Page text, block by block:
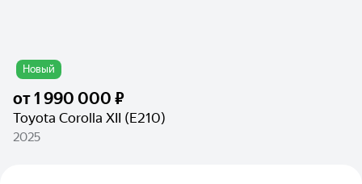
Новый
от1 990 000 ₽
Toyota Corolla XII (E210)
2025